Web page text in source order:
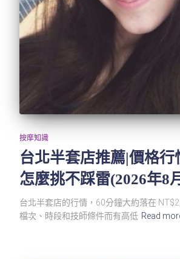
按摩知識
台北半套店推薦|價格行
怎麼挑不踩雷(2026年8
台北半套店的行情，60分鐘大約落在
檔次、時段和技師條件而有高低 Read